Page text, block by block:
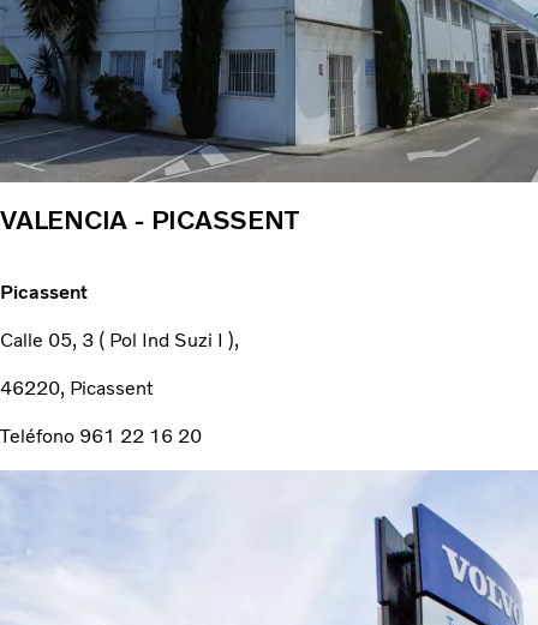
VALENCIA - PICASSENT
Picassent
Calle 05, 3 ( Pol Ind Suzi I ),
46220, Picassent
Teléfono 961 22 16 20